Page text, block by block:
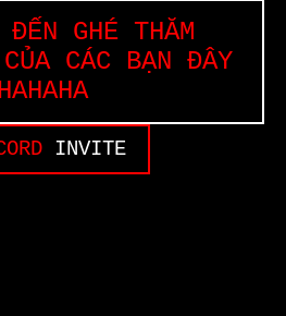
GHÉ THĂM
CỦA CÁC BẠN ĐÂY
INVITE